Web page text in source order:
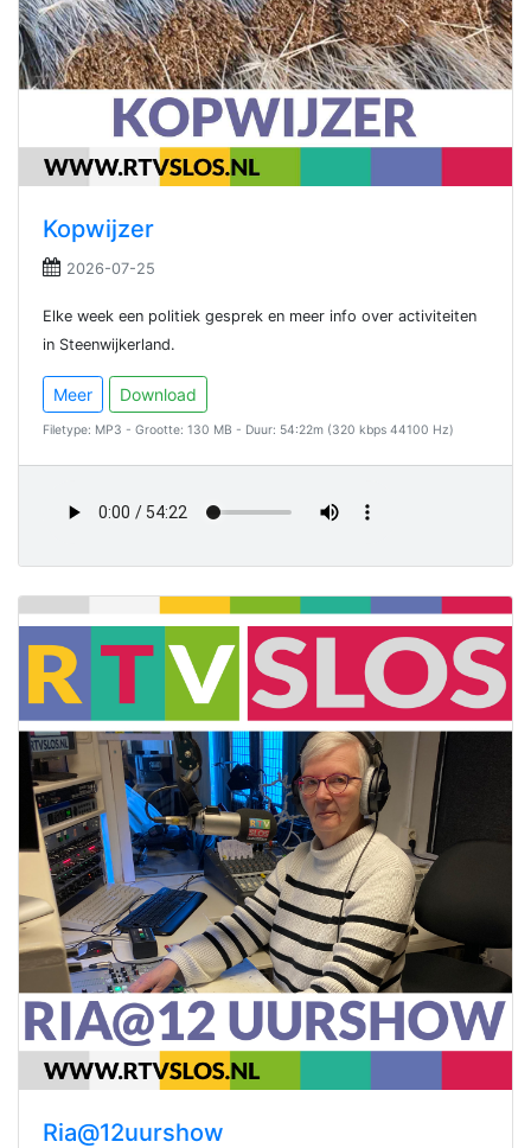
Kopwijzer
2026-07-25
Elke week een politiek gesprek en meer info over activiteiten
in Steenwijkerland.
Meer Download
Filetype: MP3 - Grootte: 130 MB - Duur: 54:22m (320 kbps 44100 Hz)
Ria@12uurshow